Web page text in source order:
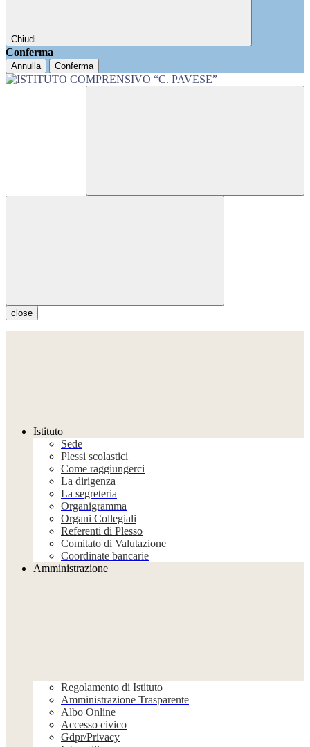
Chiudi
Conferma
Annulla Conferma
close
Istituto
Sede
Plessi scolastici
Come raggiungerci
La dirigenza
La segreteria
Organigramma
Organi Collegiali
Referenti di Plesso
Comitato di Valutazione
Coordinate bancarie
Amministrazione
Regolamento di Istituto
Amministrazione Trasparente
Albo Online
Accesso civico
Gdpr/Privacy